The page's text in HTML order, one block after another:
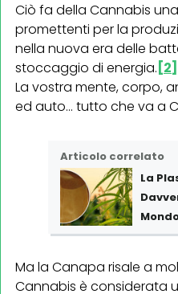
Ciò fa della Cannabis
promettenti per la
nella nuova era delle
stoccaggio di energia. [2]
La vostra mente, corpo,
ed auto... tutto che va a
Articolo correlato
La
Ma la Canapa risale a
Cannabis è considerata